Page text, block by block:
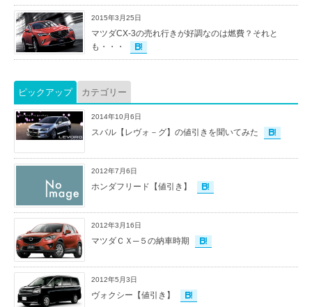
2015年3月25日
マツダCX-3の売れ行きが好調なのは燃費？それと
も・・・
ピックアップ カテゴリー
2014年10月6日
スバル【レヴォ－グ】の値引きを聞いてみた
2012年7月6日
ホンダフリード【値引き】
2012年3月16日
マツダＣＸ─５の納車時期
2012年5月3日
ヴォクシー【値引き】